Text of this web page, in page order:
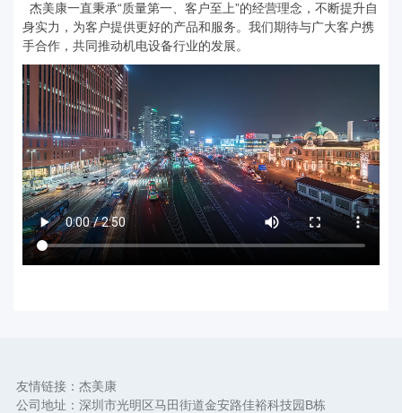
杰美康一直秉承“质量第一、客户至上”的经营理念，不断提升自
身实力，为客户提供更好的产品和服务。我们期待与广大客户携
手合作，共同推动机电设备行业的发展。
友情链接： 杰美康
公司地址：深圳市光明区马田街道金安路佳裕科技园B栋